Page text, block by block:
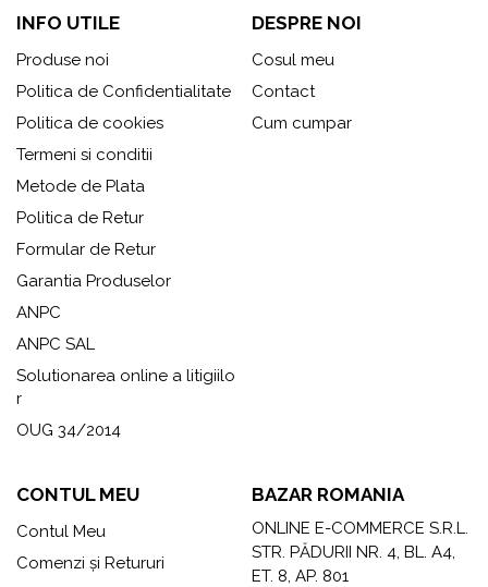
INFO UTILE
Produse noi
Politica de Confidentialitate
Politica de cookies
Termeni si conditii
Metode de Plata
Politica de Retur
Formular de Retur
Garantia Produselor
ANPC
ANPC SAL
Solutionarea online a litigiilo
r
OUG 34/2014
DESPRE NOI
Cosul meu
Contact
Cum cumpar
CONTUL MEU
Contul Meu
Comenzi și Retururi
BAZAR ROMANIA
ONLINE E-COMMERCE S.R.L.
STR. PĂDURII NR. 4, BL. A4,
ET. 8, AP. 801